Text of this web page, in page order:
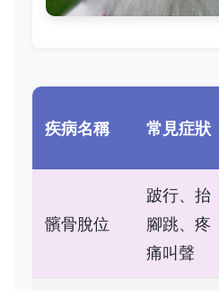
疾病名稱 常見症狀
髕骨脫位
跛行、抬
腳跳、疼
痛叫聲